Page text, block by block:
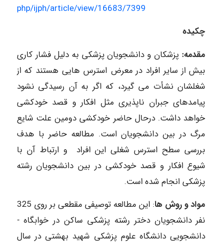
php/ijph/article/view/16683/7399
چکیده
مقدمه: پزشکان و دانشجویان پزشکی به دلیل فشار کاری
بیش از سایر افراد در معرض استرس هایی هستند که از
شغلشان نشأت می گیرد، که اگر به آن رسیدگی نشود
پیامدهای جبران ناپذیری مثل افکار و قصد خودکشی
خواهد داشت. درحال حاضر خودکشی دومین علت شایع
مرگ در بین دانشجویان است. مطالعه حاضر با هدف
بررسی سطح استرس شغلی این افراد و ارتباط آن با
شیوع افکار و قصد خودکشی در بین دانشجویان رشته
پزشکی انجام شده است.
مواد و روش ­ها
: این مطالعه توصیفی مقطعی بر روی 325
نفر دانشجویان دختر رشته پزشکی ساکن در خوابگاه ­
دانشجویی­ دانشگاه­ علوم ­پزشکی­ شهید بهشتی در سال